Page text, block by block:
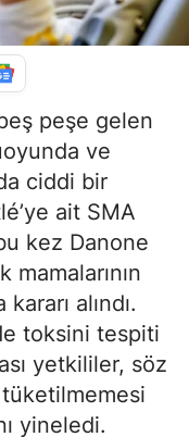
peşe gelen
ve
ciddi bir
ait SMA
kez Danone
alındı.
toksini tespiti
yetkililer, söz
yineledi.